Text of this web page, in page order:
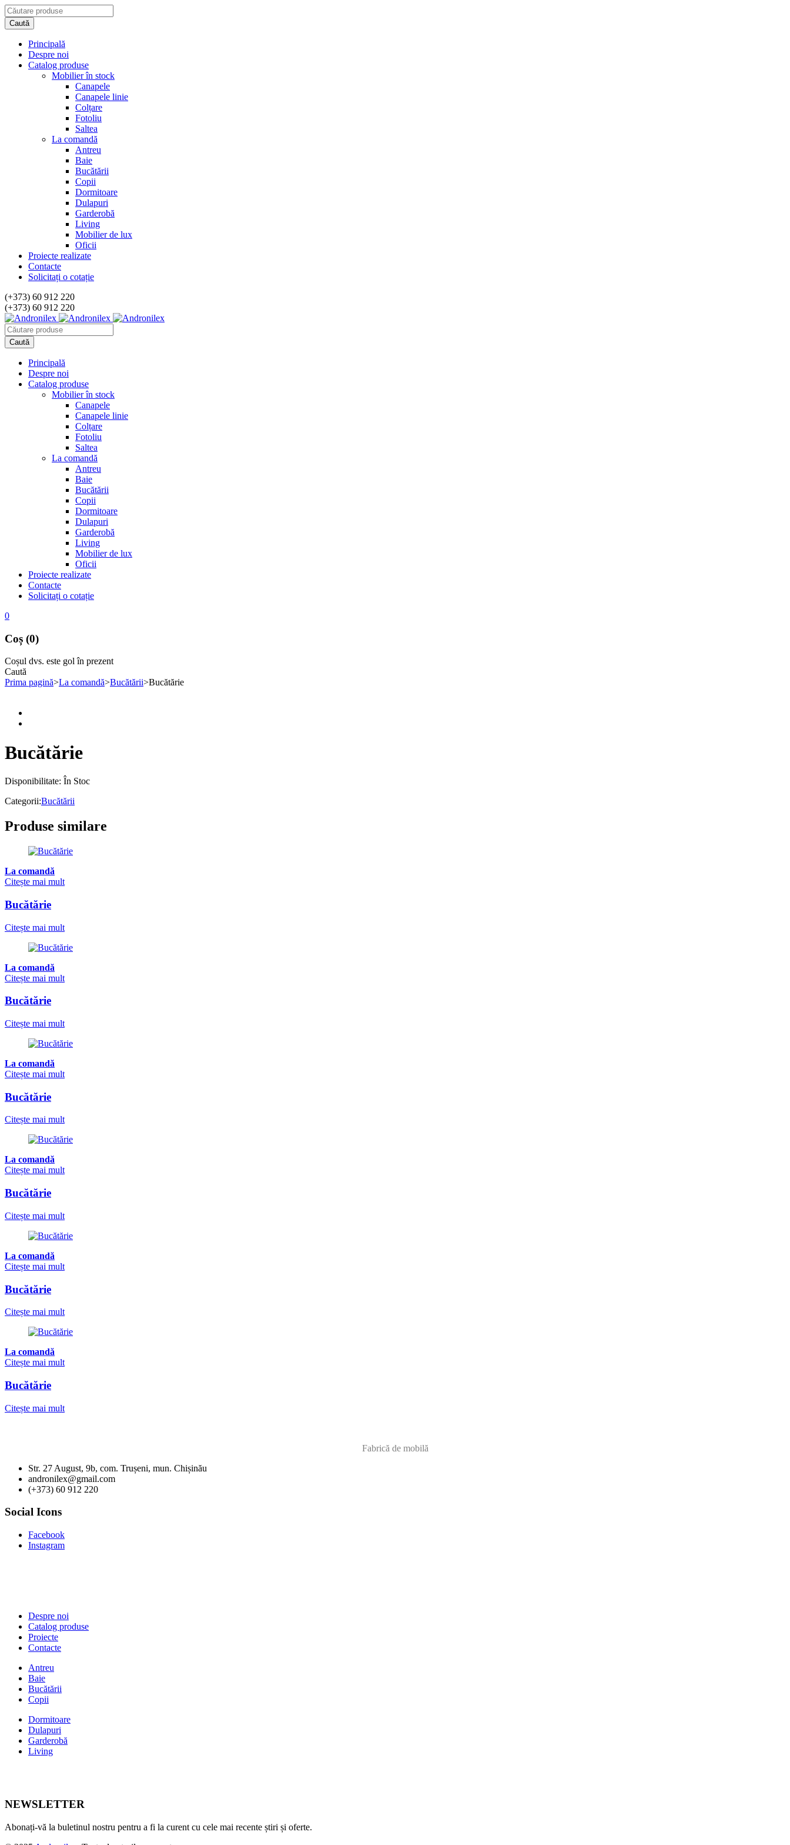
Principală
Despre noi
Catalog produse
Mobilier în stock
Canapele
Canapele linie
Colțare
Fotoliu
Saltea
La comandă
Antreu
Baie
Bucătării
Copii
Dormitoare
Dulapuri
Garderobă
Living
Mobilier de lux
Oficii
Proiecte realizate
Contacte
Solicitați o cotație
(+373) 60 912 220
(+373) 60 912 220
Principală
Despre noi
Catalog produse
Mobilier în stock
Canapele
Canapele linie
Colțare
Fotoliu
Saltea
La comandă
Antreu
Baie
Bucătării
Copii
Dormitoare
Dulapuri
Garderobă
Living
Mobilier de lux
Oficii
Proiecte realizate
Contacte
Solicitați o cotație
0
Coș (0)
Coșul dvs. este gol în prezent
Caută
Prima pagină>La comandă>Bucătării>Bucătărie
Bucătărie
Disponibilitate: În Stoc
Categorii:Bucătării
Produse similare
La comandă
Citește mai mult
Bucătărie
Citește mai mult
La comandă
Citește mai mult
Bucătărie
Citește mai mult
La comandă
Citește mai mult
Bucătărie
Citește mai mult
La comandă
Citește mai mult
Bucătărie
Citește mai mult
La comandă
Citește mai mult
Bucătărie
Citește mai mult
La comandă
Citește mai mult
Bucătărie
Citește mai mult
Fabrică de mobilă
Str. 27 August, 9b, com. Trușeni, mun. Chișinău
andronilex@gmail.com
(+373) 60 912 220
Social Icons
Facebook
Instagram
Despre noi
Catalog produse
Proiecte
Contacte
Antreu
Baie
Bucătării
Copii
Dormitoare
Dulapuri
Garderobă
Living
NEWSLETTER
Abonați-vă la buletinul nostru pentru a fi la curent cu cele mai recente știri și oferte.